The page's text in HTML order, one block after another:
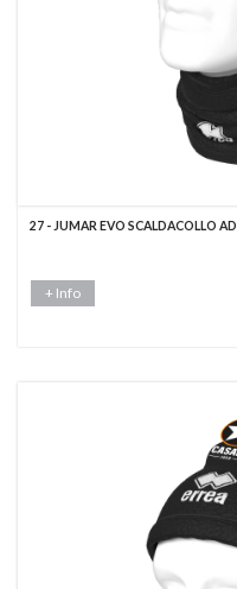
27 - JUMAR EVO SCALDACOLLO AD
+ Info